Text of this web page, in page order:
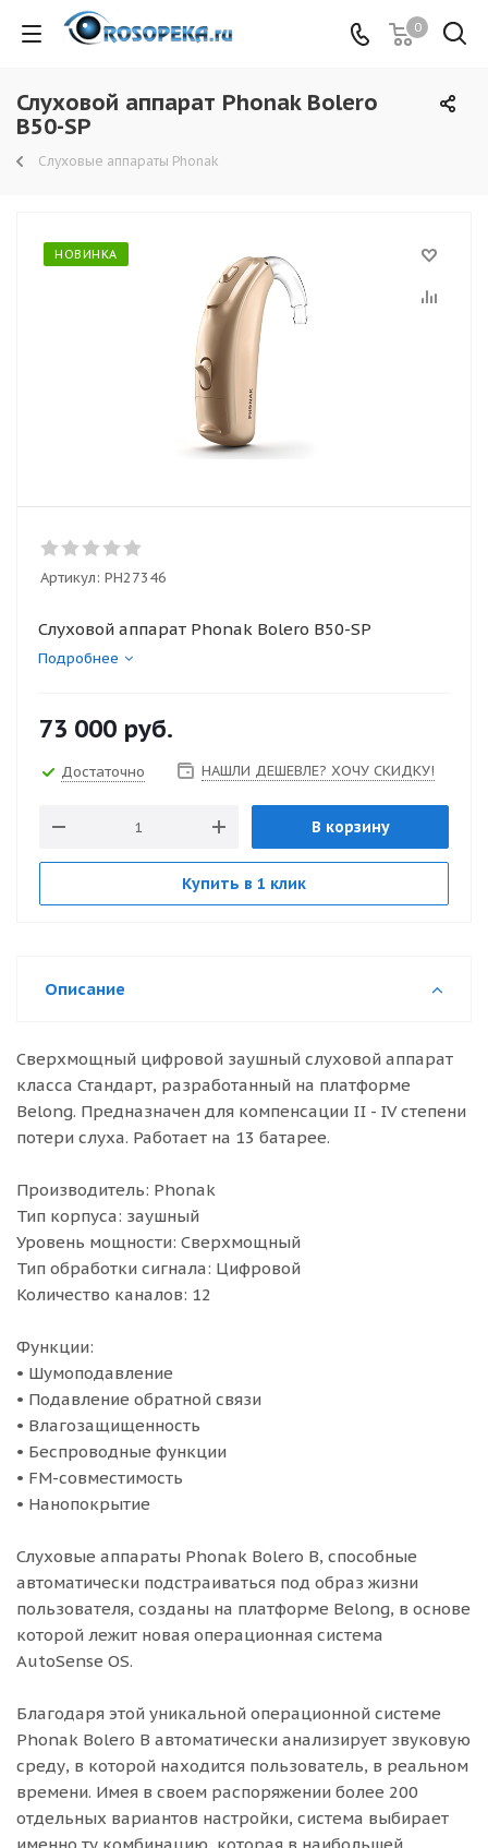
0
Слуховой аппарат Phonak Bolero
B50-SP
Слуховые аппараты Phonak
НОВИНКА
Артикул: PH27346
Слуховой аппарат Phonak Bolero B50-SP
Подробнее
73 000 руб.
Достаточно НАШЛИ ДЕШЕВЛЕ? ХОЧУ СКИДКУ!
В корзину
Купить в 1 клик
Описание
Сверхмощный цифровой заушный слуховой аппарат
класса Стандарт, разработанный на платформе
Belong. Предназначен для компенсации II - IV степени
потери слуха. Работает на 13 батарее.
Производитель: Phonak
Тип корпуса: заушный
Уровень мощности: Сверхмощный
Тип обработки сигнала: Цифровой
Количество каналов: 12
Функции:
• Шумоподавление
• Подавление обратной связи
• Влагозащищенность
• Беспроводные функции
• FM-совместимость
• Нанопокрытие
Слуховые аппараты Phonak Bolero B, способные
автоматически подстраиваться под образ жизни
пользователя, созданы на платформе Belong, в основе
которой лежит новая операционная система
AutoSense OS.
Благодаря этой уникальной операционной системе
Phonak Bolero B автоматически анализирует звуковую
среду, в которой находится пользователь, в реальном
времени. Имея в своем распоряжении более 200
отдельных вариантов настройки, система выбирает